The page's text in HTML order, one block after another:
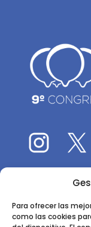
Para ofrecer las
como las cookies
El 9CFE es
Instituto